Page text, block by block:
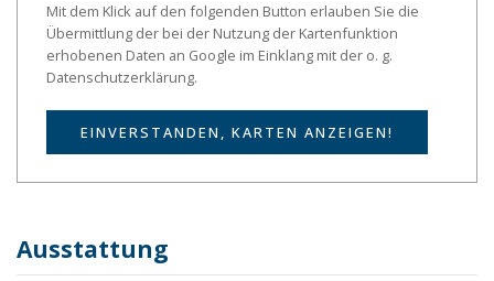
Mit dem Klick auf den folgenden Button erlauben Sie die
Übermittlung der bei der Nutzung der Kartenfunktion
erhobenen Daten an Google im Einklang mit der o. g.
Datenschutzerklärung.
EINVERSTANDEN, KARTEN ANZEIGEN!
Ausstattung